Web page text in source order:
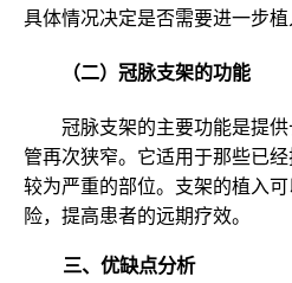
具体情况决定是否需要进一步植
（二）冠脉支架的功能
冠脉支架的主要功能是提
管再次狭窄。它适用于那些已
较为严重的部位。支架的植入
险，提高患者的远期疗效。
三、优缺点分析